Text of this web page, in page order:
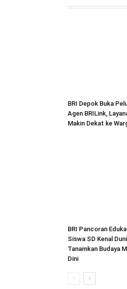
BRI Depok Buka
Agen BRILink,
Makin Dekat ke
BRI Pancoran
Siswa SD Kenal
Tanamkan Budaya
Dini